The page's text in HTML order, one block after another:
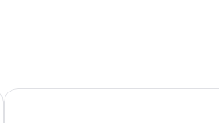
Casa Rosetta Boutique